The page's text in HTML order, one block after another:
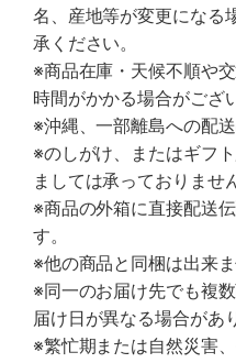
名、産地等が変更になる
承ください。
※商品在庫・天候不順や
時間がかかる場合がござ
※沖縄、一部離島への配送
※のしがけ、またはギフ
ましては承っておりませ
※商品の外箱に直接配送
す。
※他の商品と同梱は出来
※同一のお届け先でも複
届け日が異なる場合があ
※繁忙期または自然災害